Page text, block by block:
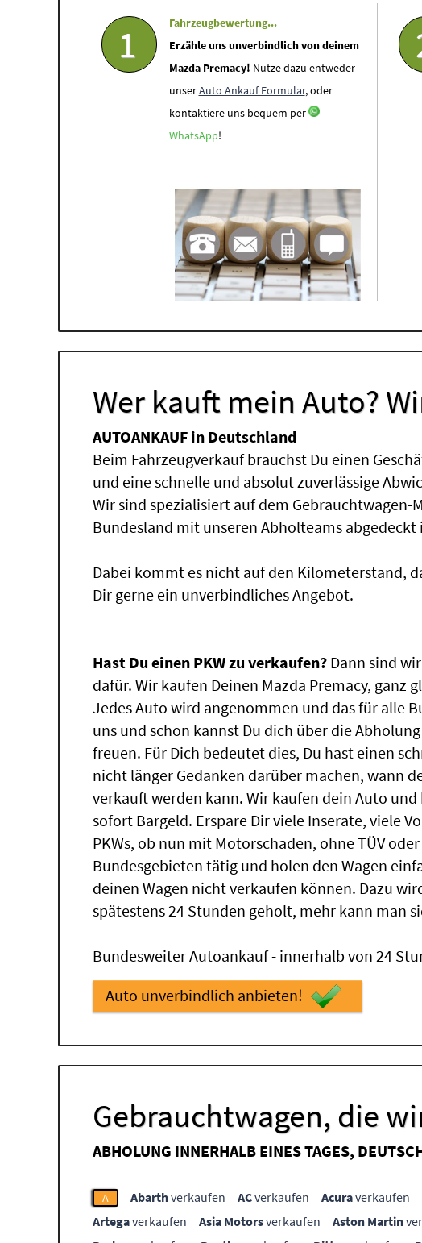
1
Fahrzeugbewertung...
Erzähle uns unverbindlich von deinem
Mazda Premacy! Nutze dazu entweder
unserAuto Ankauf Formular, oder
kontaktiere uns bequem per
WhatsApp!
Wer kauft mein Auto?
AUTOANKAUF in Deutschland
Beim Fahrzeugverkauf brauchst Du einen
und eine schnelle und absolut zuverlässige
Wir sind spezialisiert auf dem
Bundesland mit unseren Abholteams
Dabei kommt es nicht auf den Kilometerstand,
Dir gerne ein unverbindliches Angebot.
Hast Du einen PKW zu verkaufen? Dann sind
dafür. Wir kaufen Deinen Mazda Premacy, ganz
Jedes Auto wird angenommen und das für alle
uns und schon kannst Du dich über die
freuen. Für Dich bedeutet dies, Du hast einen
nicht länger Gedanken darüber machen, wann
verkauft werden kann. Wir kaufen dein Auto
sofort Bargeld. Erspare Dir viele Inserate, viele
PKWs, ob nun mit Motorschaden, ohne TÜV
Bundesgebieten tätig und holen den Wagen
deinen Wagen nicht verkaufen können. Dazu
spätestens 24 Stunden geholt, mehr kann man
Bundesweiter Autoankauf - innerhalb von 24
Auto unverbindlich anbieten!
Gebrauchtwagen, die
ABHOLUNG INNERHALB EINES TAGES,
A Abarthverkaufen ACverkaufen Acuraverkaufen
Artegaverkaufen Asia Motorsverkaufen Aston Martin